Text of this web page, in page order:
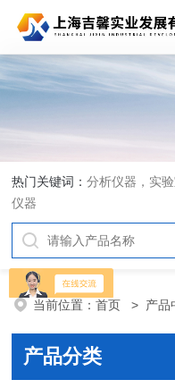
热门关键词：分析仪器，实
仪器
当前位置：首页 > 产品
产品分类